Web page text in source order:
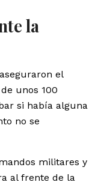
la
el
unos 100
si había alguna
no se
militares y
al frente de la